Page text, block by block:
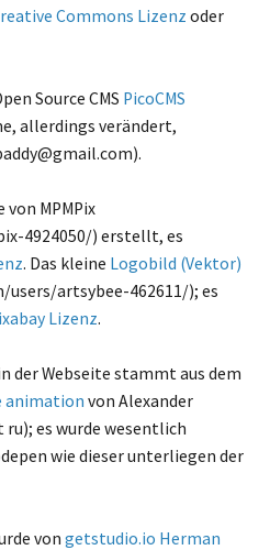
Commons Lizenz oder
Source CMS PicoCMS
allerdings verändert,
von MPMPix
4924050/) erstellt, es
. Das kleine Logobild (Vektor)
users/artsybee-462611/); es
Lizenz.
der Webseite stammt aus dem
animation von Alexander
ru); es wurde wesentlich
wie dieser unterliegen der
von getstudio.io Herman